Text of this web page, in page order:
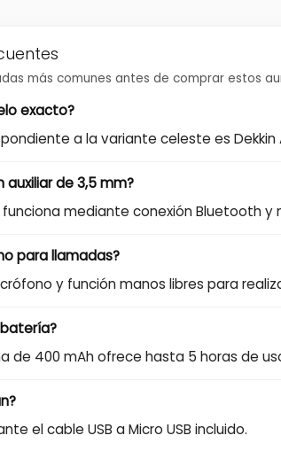
más comunes antes de comprar estos
exacto?
a la variante celeste es Dekkin
auxiliar de 3,5 mm?
funciona mediante conexión Bluetooth y
para llamadas?
y función manos libres para
de 400 mAh ofrece hasta 5 horas de
el cable USB a Micro USB incluido.